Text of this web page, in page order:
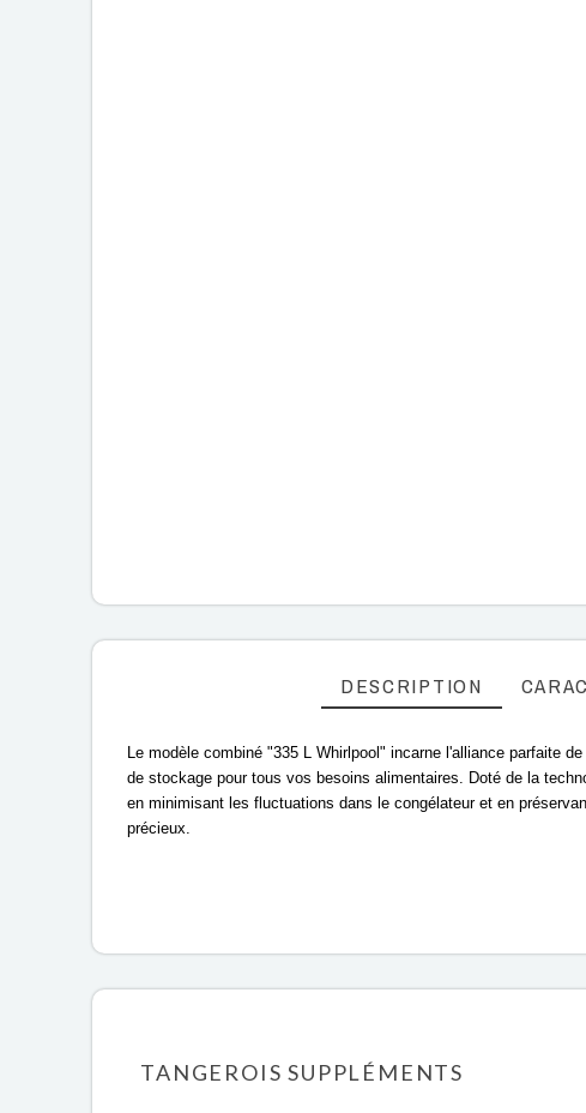
DESCRIPTION
Le modèle combiné "335 L Whirlpool" incarne l'alliance parfaite
de stockage pour tous vos besoins alimentaires. Doté de la
en minimisant les fluctuations dans le congélateur et en
précieux.
TANGEROIS SUPPLÉMENTS